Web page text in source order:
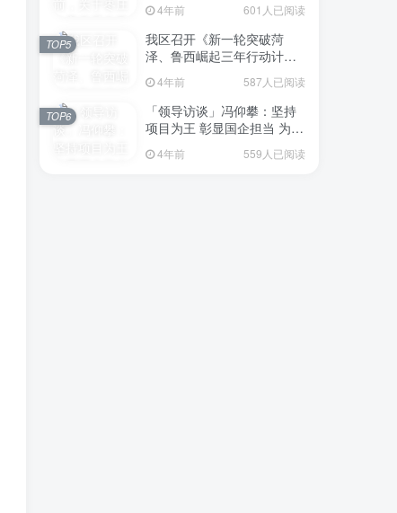
4年前 601人已阅读
我区召开《新一轮突破菏
泽、鲁西崛起三年行动计划
意见稿）政策分析研判会议
4年前 587人已阅读
TOP5
「领导访谈」冯仰攀：坚持
项目为王 彰显国企担当 为全
点项目建设贡献“交发力量”
4年前 559人已阅读
TOP6